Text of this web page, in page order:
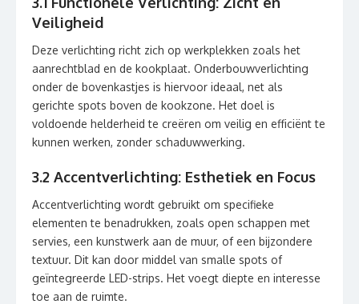
Veiligheid
Deze verlichting richt zich op werkplekken zoals het
aanrechtblad en de kookplaat. Onderbouwverlichting
onder de bovenkastjes is hiervoor ideaal, net als
gerichte spots boven de kookzone. Het doel is
voldoende helderheid te creëren om veilig en efficiënt te
kunnen werken, zonder schaduwwerking.
3.2 Accentverlichting: Esthetiek en Focus
Accentverlichting wordt gebruikt om specifieke
elementen te benadrukken, zoals open schappen met
servies, een kunstwerk aan de muur, of een bijzondere
textuur. Dit kan door middel van smalle spots of
geïntegreerde LED-strips. Het voegt diepte en interesse
toe aan de ruimte.